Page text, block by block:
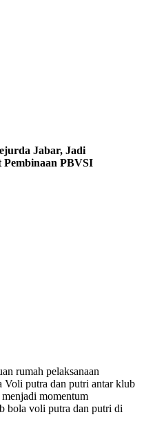
Jabar, Jadi
Pembinaan PBVSI
rumah pelaksanaan
Voli putra dan putri antar klub
momentum
bola voli putra dan putri di